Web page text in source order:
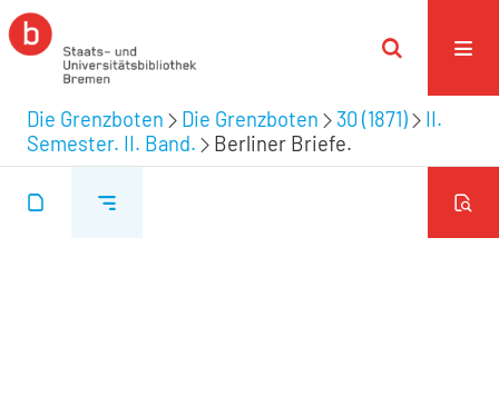
Die Grenzboten Die Grenzboten 30 (1871)
II.
Semester. II. Band.
Berliner Briefe.